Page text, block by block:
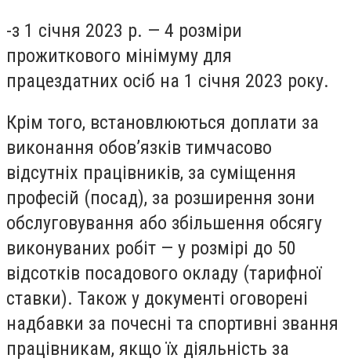
-з 1 січня 2023 р. — 4 розміри
прожиткового мінімуму для
працездатних осіб на 1 січня 2023 року.
Крім того, встановлюються доплати за
виконання обов’язків тимчасово
відсутніх працівників, за суміщення
професій (посад), за розширення зони
обслуговування або збільшення обсягу
виконуваних робіт — у розмірі до 50
відсотків посадового окладу (тарифної
ставки). Також у документі оговорені
надбавки за почесні та спортивні звання
працівникам, якщо їх діяльність за